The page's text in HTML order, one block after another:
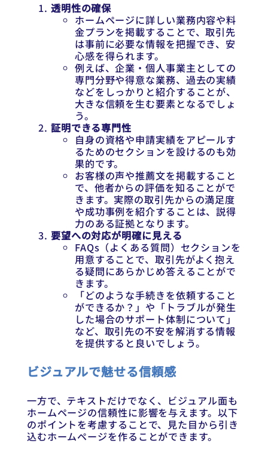
透明性の確保
ホームページに詳しい業務内容や料
金プランを掲載することで、取引先
は事前に必要な情報を把握でき、安
心感を得られます。
例えば、企業・個人事業主としての
専門分野や得意な業務、過去の実績
などをしっかりと紹介することが、
大きな信頼を生む要素となるでしょ
う。
証明できる専門性
自身の資格や申請実績をアピールす
るためのセクションを設けるのも効
果的です。
お客様の声や推薦文を掲載すること
で、他者からの評価を知ることがで
きます。実際の取引先からの満足度
や成功事例を紹介することは、説得
力のある証拠となります。
要望への対応が明確に見える
FAQs（よくある質問）セクションを
用意することで、取引先がよく抱え
る疑問にあらかじめ答えることがで
きます。
「どのような手続きを依頼すること
ができるか？」や「トラブルが発生
した場合のサポート体制について」
など、取引先の不安を解消する情報
を提供すると良いでしょう。
ビジュアルで魅せる信頼感
一方で、テキストだけでなく、ビジュアル面も
ホームページの信頼性に影響を与えます。以下
のポイントを考慮することで、見た目から引き
込むホームページを作ることができます。